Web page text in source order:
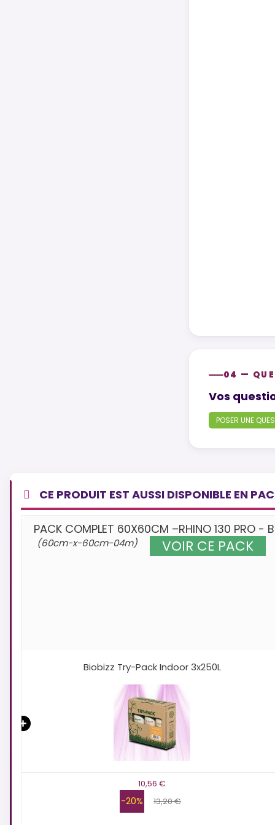
04 —
Product
Vos
POSER UNE
CE PRODUIT EST AUSSI DISPONIBLE EN
PACK COMPLET 60X60CM –RHINO 130 PRO -
(60cm-x-60cm-04m) VOIR CE PACK
Collier de serrage 25 - 175mm - Idéal pour
7,66 €
-20%